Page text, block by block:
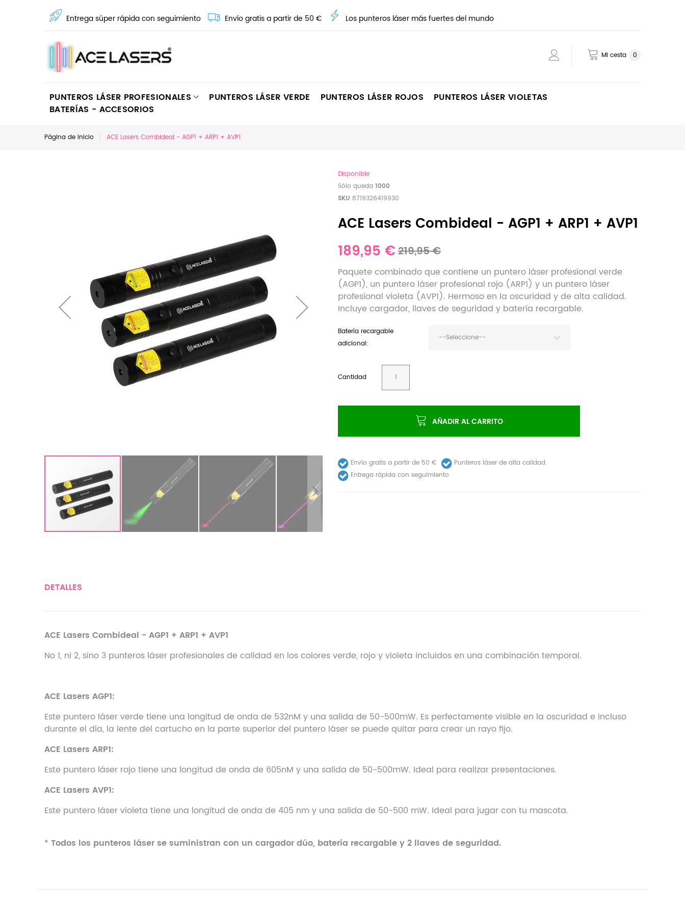
Entrega súper rápida con seguimiento Envío gratis a partir de 50 € Los punteros láser más fuertes del mundo
Mi cesta 0
PUNTEROS LÁSER PROFESIONALES PUNTEROS LÁSER VERDE PUNTEROS LÁSER ROJOS
PUNTEROS LÁSER VIOLETAS
BATERÍAS - ACCESORIOS
Página de inicio ACE Lasers Combideal - AGP1 + ARP1 + AVP1
Disponible
Sólo queda 1000
SKU 8719326419930
ACE Lasers Combideal - AGP1 + ARP1 + AVP1
189,95 €219,95 €
Paquete combinado que contiene un puntero láser profesional verde
(AGP1), un puntero láser profesional rojo (ARP1) y un puntero láser
profesional violeta (AVP1). Hermoso en la oscuridad y de alta calidad.
Incluye cargador, llaves de seguridad y batería recargable.
Batería recargable
adicional:
--Seleccione--
Cantidad
AÑADIR AL CARRITO
Envío gratis a partir de 50 €
Punteros láser de alta calidad.
Entrega rápida con seguimiento
DETALLES
ACE Lasers Combideal - AGP1 + ARP1 + AVP1
No 1, ni 2, sino 3 punteros láser profesionales de calidad en los colores verde, rojo y violeta incluidos en una combinación temporal.
ACE Lasers AGP1:
Este puntero láser verde tiene una longitud de onda de 532nM y una salida de 50-500mW. Es perfectamente visible en la oscuridad e incluso
durante el día, la lente del cartucho en la parte superior del puntero láser se puede quitar para crear un rayo fijo.
ACE Lasers ARP1:
Este puntero láser rojo tiene una longitud de onda de 605nM y una salida de 50-500mW. Ideal para realizar presentaciones.
ACE Lasers AVP1:
Este puntero láser violeta tiene una longitud de onda de 405 nm y una salida de 50-500 mW. Ideal para jugar con tu mascota.
* Todos los punteros láser se suministran con un cargador dúo, batería recargable y 2 llaves de seguridad.